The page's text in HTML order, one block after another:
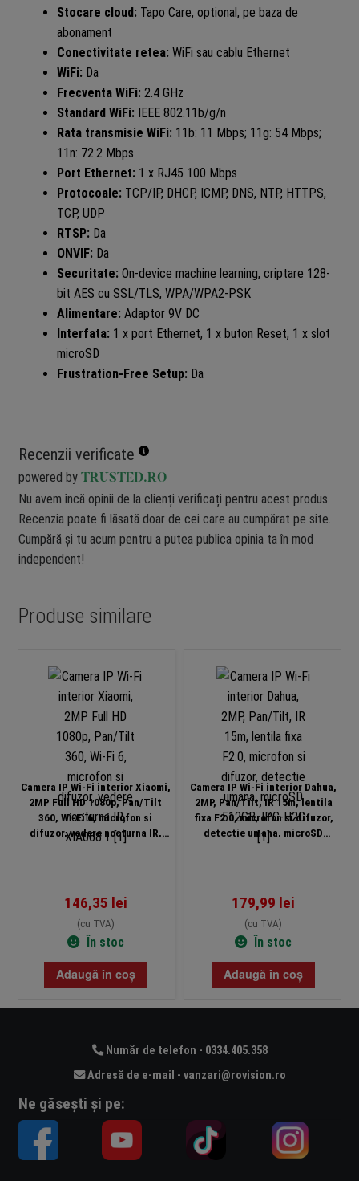
Stocare cloud:Tapo Care, optional, pe baza de
abonament
Conectivitate retea:WiFi sau cablu Ethernet
WiFi:Da
Frecventa WiFi:2.4 GHz
Standard WiFi:IEEE 802.11b/g/n
Rata transmisie WiFi:11b: 11 Mbps; 11g: 54 Mbps;
11n: 72.2 Mbps
Port Ethernet:1 x RJ45 100 Mbps
Protocoale:TCP/IP, DHCP, ICMP, DNS, NTP, HTTPS,
TCP, UDP
RTSP:Da
ONVIF:Da
Securitate:On-device machine learning, criptare 128-
bit AES cu SSL/TLS, WPA/WPA2-PSK
Alimentare:Adaptor 9V DC
Interfata:1 x port Ethernet, 1 x buton Reset, 1 x slot
microSD
Frustration-Free Setup:Da
Recenzii verificate
powered by TRUSTED.RO
Nu avem încă opinii de la clienți verificați pentru acest produs.
Recenzia poate fi lăsată doar de cei care au cumpărat pe site.
Cumpără și tu acum pentru a putea publica opinia ta în mod
independent!
Produse similare
Camera IP Wi-Fi interior Xiaomi,
2MP Full HD 1080p, Pan/Tilt
360, Wi-Fi 6, microfon si
difuzor, vedere nocturna IR,
XIA068.1
146,35 lei
(cu TVA)
În stoc
Adaugă în coș
Camera IP Wi-Fi interior Dahua,
2MP, Pan/Tilt, IR 15m, lentila
fixa F2.0, microfon si difuzor,
detectie umana, microSD
512GB, IPC-H2C
179,99 lei
(cu TVA)
În stoc
Adaugă în coș
Număr de telefon - 0334.405.358
Adresă de e-mail - vanzari@rovision.ro
Ne găsești și pe: